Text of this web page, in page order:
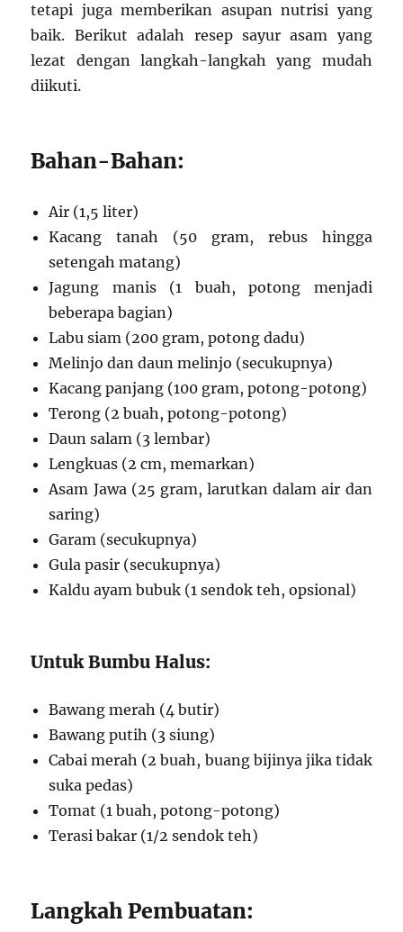
tetapi juga memberikan asupan nutrisi yang
baik. Berikut adalah resep sayur asam yang
lezat dengan langkah-langkah yang mudah
diikuti.
Bahan-Bahan:
Air (1,5 liter)
Kacang tanah (50 gram, rebus hingga
setengah matang)
Jagung manis (1 buah, potong menjadi
beberapa bagian)
Labu siam (200 gram, potong dadu)
Melinjo dan daun melinjo (secukupnya)
Kacang panjang (100 gram, potong-potong)
Terong (2 buah, potong-potong)
Daun salam (3 lembar)
Lengkuas (2 cm, memarkan)
Asam Jawa (25 gram, larutkan dalam air dan
saring)
Garam (secukupnya)
Gula pasir (secukupnya)
Kaldu ayam bubuk (1 sendok teh, opsional)
Untuk Bumbu Halus:
Bawang merah (4 butir)
Bawang putih (3 siung)
Cabai merah (2 buah, buang bijinya jika tidak
suka pedas)
Tomat (1 buah, potong-potong)
Terasi bakar (1/2 sendok teh)
Langkah Pembuatan: